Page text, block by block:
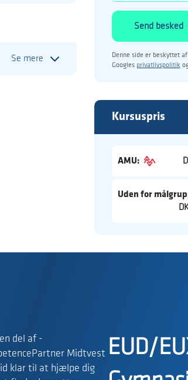
Se mere
Send besked
Denne side er beskyttet af
Googles privatlivspolitik
Kursuspris
AMU:
Uden for
del af -
Midtvest
klar til at hjælpe dig
EUD/